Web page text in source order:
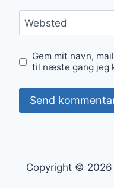
Websted
Gem mit navn,
til næste gang jeg
Copyright © 2026